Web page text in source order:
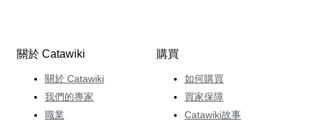
關於 Catawiki
關於 Catawiki
我們的專家
職業
購買
如何購買
買家保障
Catawiki故事